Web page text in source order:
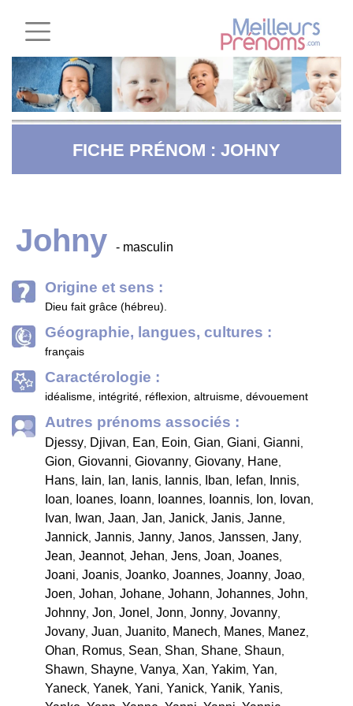
FICHE PRÉNOM : JOHNY
Johny - masculin
Origine et sens :
Dieu fait grâce (hébreu).
Géographie, langues, cultures :
français
Caractérologie :
idéalisme, intégrité, réflexion, altruisme, dévouement
Autres prénoms associés :
Djessy, Djivan, Ean, Eoin, Gian, Giani, Gianni,
Gion, Giovanni, Giovanny, Giovany, Hane,
Hans, Iain, Ian, Ianis, Iannis, Iban, Iefan, Innis,
Ioan, Ioanes, Ioann, Ioannes, Ioannis, Ion, Iovan,
Ivan, Iwan, Jaan, Jan, Janick, Janis, Janne,
Jannick, Jannis, Janny, Janos, Janssen, Jany,
Jean, Jeannot, Jehan, Jens, Joan, Joanes,
Joani, Joanis, Joanko, Joannes, Joanny, Joao,
Joen, Johan, Johane, Johann, Johannes, John,
Johnny, Jon, Jonel , Jonn, Jonny, Jovanny,
Jovany, Juan, Juanito, Manech, Manes, Manez,
Ohan, Romus, Sean, Shan, Shane, Shaun,
Shawn, Shayne, Vanya, Xan, Yakim, Yan,
Yaneck, Yanek, Yani, Yanick, Yanik, Yanis,